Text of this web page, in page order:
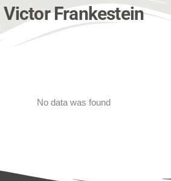
Victor Frankestein
No data was found